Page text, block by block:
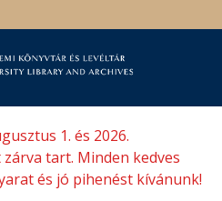
1. és 2026.
tart. Minden kedves
és jó pihenést kívánunk!